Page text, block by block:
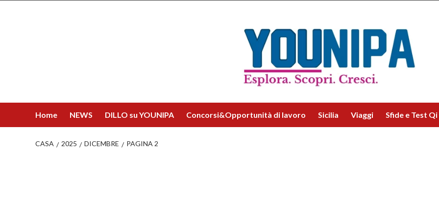
Home NEWS DILLO su YOUNIPA Concorsi&Opportunità di lavoro Sicilia Viaggi Sfide e Test Qi
CASA 2025 DICEMBRE PAGINA 2